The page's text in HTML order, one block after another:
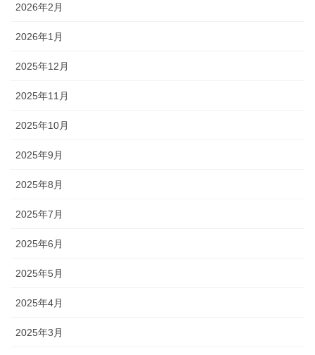
2026年2月
2026年1月
2025年12月
2025年11月
2025年10月
2025年9月
2025年8月
2025年7月
2025年6月
2025年5月
2025年4月
2025年3月